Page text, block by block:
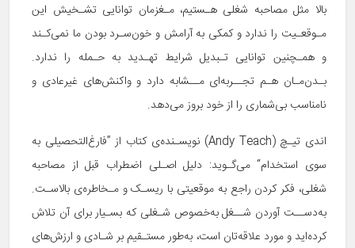
بالا مثل مصاحبه شغلی هـستیم، مـغزمان توانایی تشـخیش این
مـوقعـیت را ندارد و کمکی به آرامش و خون‌سـرد بودن ما نمی‌کـند
و همـچنین توانایی تـبدیل شرایط تهـدید به حـمله را ندارد.
بـدن‌مـان هـم تجــربه‌ای مــشابه دارد و واکنش‌های غیرعادی و
نامناسب بی‌شماری را از خود بروز می‌دهد.
اندی تیـچ (Andy Teach) نویسـنده‌ی کتاب از ”فارغ‌التحصیلی به
سوی استخدام“ می‌گـوید: دلیل اصـلی اضطراب قبل از مصاحبه
شغلی، فکر کردن راجع به موقعیتی با ریسـک و مـخاطره‌ی بالاسـت.
به‌دســت آوردن شــغل به‌خصوص شـغلی که بسـیار برای آن تلاش
کرده‌اید و مورد علاقه‌تان است، به‌طور مستـقیم بر شـادی و ارزش‌های